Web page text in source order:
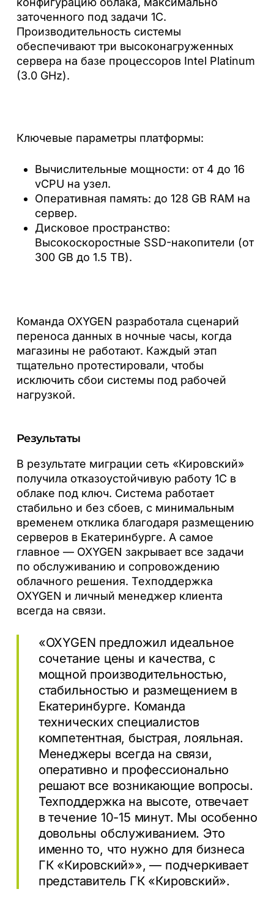
заточенного под задачи 1С.
Производительность системы
обеспечивают три высоконагруженных
сервера на базе процессоров Intel Platinum
(3.0 GHz).
Ключевые параметры платформы:
Вычислительные мощности: от 4 до 16
vCPU на узел.
Оперативная память: до 128 GB RAM на
сервер.
Дисковое пространство:
Высокоскоростные SSD-накопители (от
300 GB до 1.5 ТB).
Команда OXYGEN разработала сценарий
переноса данных в ночные часы, когда
магазины не работают. Каждый этап
тщательно протестировали, чтобы
исключить сбои системы под рабочей
нагрузкой.
Результаты
В результате миграции сеть «Кировский»
получила отказоустойчивую работу 1С в
облаке под ключ. Система работает
стабильно и без сбоев, с минимальным
временем отклика благодаря размещению
серверов в Екатеринбурге. А самое
главное — OXYGEN закрывает все задачи
по обслуживанию и сопровождению
облачного решения. Техподдержка
OXYGEN и личный менеджер клиента
всегда на связи.
«OXYGEN предложил идеальное
сочетание цены и качества, с
мощной производительностью,
стабильностью и размещением в
Екатеринбурге. Команда
технических специалистов
компетентная, быстрая, лояльная.
Менеджеры всегда на связи,
оперативно и профессионально
решают все возникающие вопросы.
Техподдержка на высоте, отвечает
в течение 10-15 минут. Мы особенно
довольны обслуживанием. Это
именно то, что нужно для бизнеса
ГК «Кировский»», — подчеркивает
представитель ГК «Кировский».